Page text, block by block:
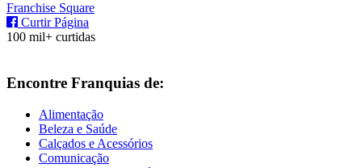
Franchise Square
Curtir Página
100 mil+ curtidas
Encontre Franquias de:
Alimentação
Beleza e Saúde
Calçados e Acessórios
Comunicação